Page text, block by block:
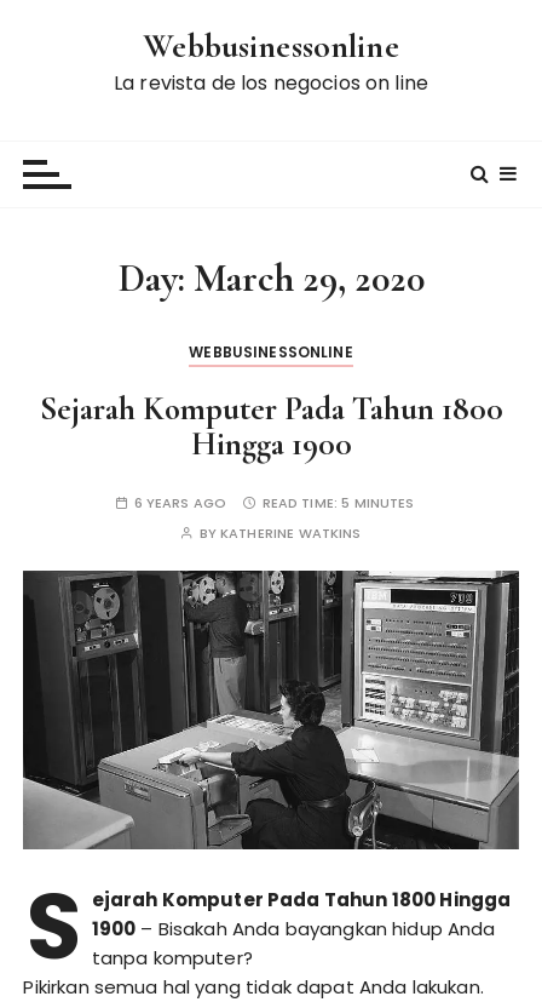
Webbusinessonline
La revista de los negocios on line
Day: March 29, 2020
WEBBUSINESSONLINE
Sejarah Komputer Pada Tahun 1800
Hingga 1900
6 YEARS AGO READ TIME:5 MINUTES
BYKATHERINE WATKINS
S
ejarah Komputer Pada Tahun 1800 Hingga
1900 – Bisakah Anda bayangkan hidup Anda
tanpa komputer?
Pikirkan semua hal yang tidak dapat Anda lakukan.